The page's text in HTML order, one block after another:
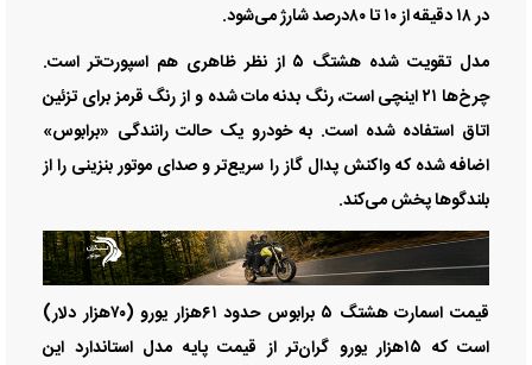
در ۱۸ دقیقه از ۱۰ تا ۸۰‌درصد شارژ می‌شود.
مدل تقویت شده هشتگ ۵ از نظر ظاهری هم اسپورت‌‌‌تر است.
چرخ‌‌‌ها ۲۱ اینچی است، رنگ بدنه مات شده و از رنگ قرمز برای تزئین
اتاق استفاده شده است. به خودرو یک حالت رانندگی «برا‌‌‌بوس»
اضافه شده که واکنش پدال گاز را سریع‌‌‌تر و صدای موتور بنزینی را از
بلندگوها پخش می‌کند.
قیمت اسمارت هشتگ‌‌‌ ۵ برا‌‌‌بوس حدود ۶۱‌هزار یورو (۷۰‌هزار دلار)
است که ۱۵‌هزار یورو گران‌‌‌تر از قیمت پایه مدل استاندارد این